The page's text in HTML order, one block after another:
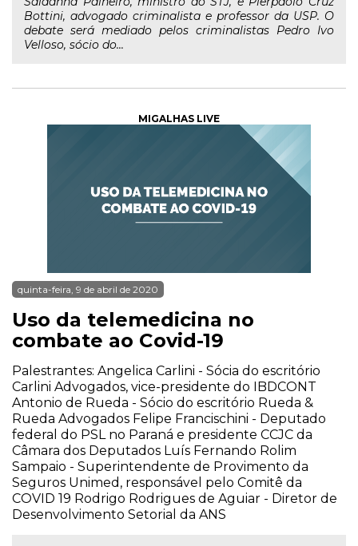
Bottini, advogado criminalista e professor da USP. O
debate será mediado pelos criminalistas Pedro Ivo
Velloso, sócio do...
MIGALHAS LIVE
quinta-feira, 9 de abril de 2020
Uso da telemedicina no
combate ao Covid-19
Palestrantes: Angelica Carlini - Sócia do escritório
Carlini Advogados, vice-presidente do IBDCONT
Antonio de Rueda - Sócio do escritório Rueda &
Rueda Advogados Felipe Francischini - Deputado
federal do PSL no Paraná e presidente CCJC da
Câmara dos Deputados Luís Fernando Rolim
Sampaio - Superintendente de Provimento da
Seguros Unimed, responsável pelo Comitê da
COVID 19 Rodrigo Rodrigues de Aguiar - Diretor de
Desenvolvimento Setorial da ANS